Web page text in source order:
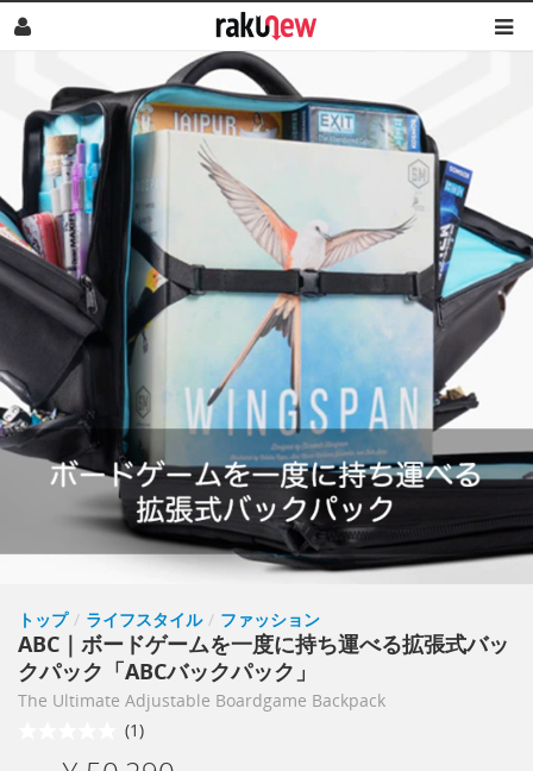
トップ / ライフスタイル / ファッション
ABC｜ボードゲームを一度に持ち運べる拡張式バッ
クパック「ABCバックパック」
The Ultimate Adjustable Boardgame Backpack
(1)